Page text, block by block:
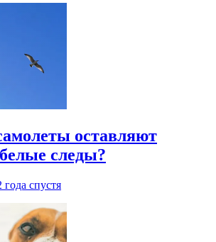
оставляют
следы?
года спустя